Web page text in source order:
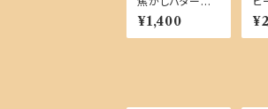
カトルカール １
本【単品商品】
¥1,400
ル